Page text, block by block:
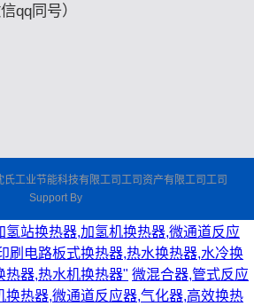
qq同号）
工业节能科技有限工司工司资产有限工司工司
Support By
氢站换热器,加氢机换热器,微通道反应
刷电路板式换热器,热水换热器,水冷换
热器,热水机换热器" 微混合器,管式反应
换热器,微通道反应器,气化器,高效换热